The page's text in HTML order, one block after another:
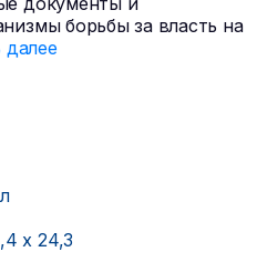
борьбы за власть на
далее
x 24,3